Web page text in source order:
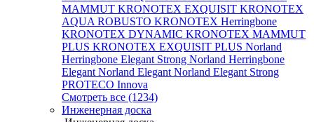
MAMMUT KRONOTEX EXQUISIT KRONOTEX
AQUA ROBUSTO KRONOTEX Herringbone
KRONOTEX DYNAMIC KRONOTEX MAMMUT
PLUS KRONOTEX EXQUISIT PLUS Norland
Herringbone Elegant Strong Norland Herringbone
Elegant Norland Elegant Norland Elegant Strong
PROTECO Innova
Смотреть все (1234)
Инженерная доска